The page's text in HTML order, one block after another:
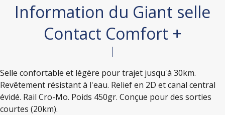
Information du Giant selle
Contact Comfort +
Selle confortable et légère pour trajet jusqu'à 30km.
Revêtement résistant à l'eau. Relief en 2D et canal central
évidé. Rail Cro-Mo. Poids 450gr. Conçue pour des sorties
courtes (20km).